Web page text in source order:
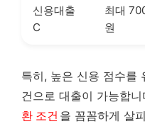
신용대출
C
최대
원
특히, 높은 신용 점수를
건으로 대출이 가능합
환 조건 을 꼼꼼하게 살